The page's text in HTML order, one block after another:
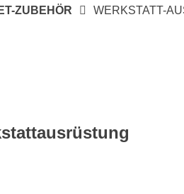
ZUBEHÖR WERKSTATT-